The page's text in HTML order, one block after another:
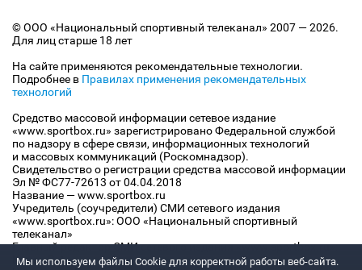
© ООО «Национальный спортивный телеканал» 2007 — 2026.
Для лиц старше 18 лет
На сайте применяются рекомендательные технологии.
Подробнее в Правилах применения рекомендательных
технологий
Средство массовой информации сетевое издание
«www.sportbox.ru» зарегистрировано Федеральной службой
по надзору в сфере связи, информационных технологий
и массовых коммуникаций (Роскомнадзор).
Свидетельство о регистрации средства массовой информации
Эл № ФС77-72613 от 04.04.2018
Название — www.sportbox.ru
Учредитель (соучредители) СМИ сетевого издания
«www.sportbox.ru»: ООО «Национальный спортивный
телеканал»
Главный редактор СМИ сетевого издания «www.sportbox.ru»:
Конов В.А.
Мы используем файлы Сookie для корректной работы веб-сайта.